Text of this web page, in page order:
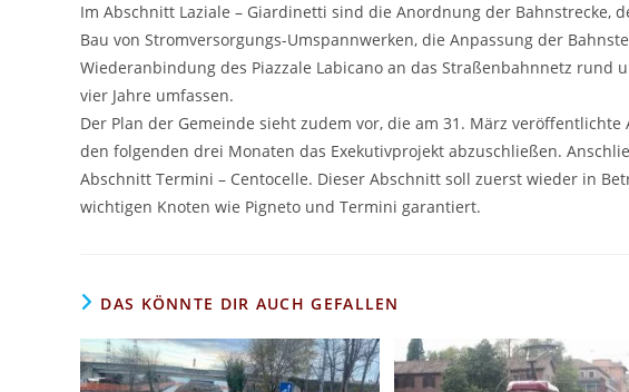
Im Abschnitt Laziale – Giardinetti sind die Anordnung der Bahnstrecke,
Bau von Stromversorgungs-Umspannwerken, die Anpassung der
Wiederanbindung des Piazzale Labicano an das Straßenbahnnetz rund
vier Jahre umfassen.
Der Plan der Gemeinde sieht zudem vor, die am 31. März
den folgenden drei Monaten das Exekutivprojekt abzuschließen.
Abschnitt Termini – Centocelle. Dieser Abschnitt soll zuerst wieder in
wichtigen Knoten wie Pigneto und Termini garantiert.
DAS KÖNNTE DIR AUCH GEFALLEN